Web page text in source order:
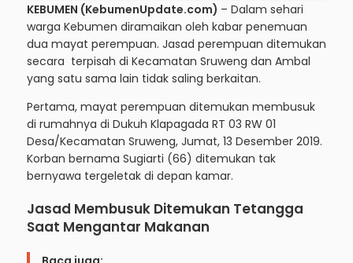
KEBUMEN (KebumenUpdate.com) – Dalam sehari
warga Kebumen diramaikan oleh kabar penemuan
dua mayat perempuan. Jasad perempuan ditemukan
secara terpisah di Kecamatan Sruweng dan Ambal
yang satu sama lain tidak saling berkaitan.
Pertama, mayat perempuan ditemukan membusuk
di rumahnya di Dukuh Klapagada RT 03 RW 01
Desa/Kecamatan Sruweng, Jumat, 13 Desember 2019.
Korban bernama Sugiarti (66) ditemukan tak
bernyawa tergeletak di depan kamar.
Jasad Membusuk Ditemukan Tetangga
Saat Mengantar Makanan